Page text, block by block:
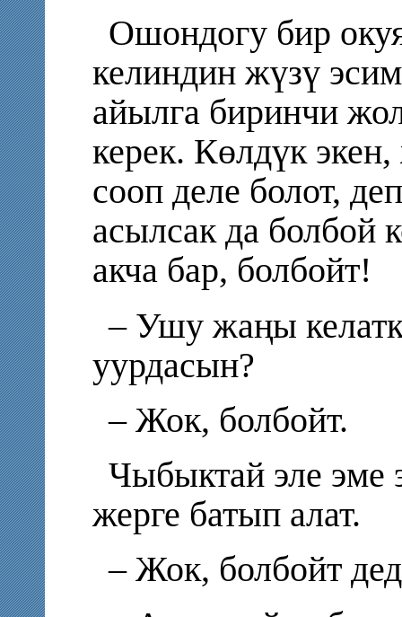
Ошондогу бир
келиндин жүзү
айылга биринчи
керек. Көлдүк
сооп деле болот,
асылсак да болбой
акча бар, болбойт!
– Ушу жаңы
уурдасын?
– Жок, болбойт.
Чыбыктай эле эме
жерге батып алат.
– Жок, болбойт